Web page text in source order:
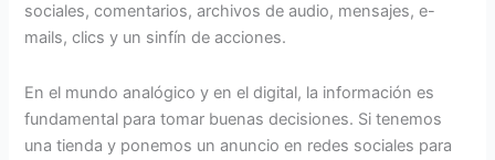
sociales, comentarios, archivos de audio, mensajes, e-
mails, clics y un sinfín de acciones.
En el mundo analógico y en el digital, la información es
fundamental para tomar buenas decisiones. Si tenemos
una tienda y ponemos un anuncio en redes sociales para